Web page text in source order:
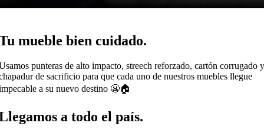
mueble bien cuidado.
punteras de alto impacto, streech reforzado, cartón corrugado y
de sacrificio para que cada uno de nuestros muebles llegue
a su nuevo destino 😬🏠
a todo el país.